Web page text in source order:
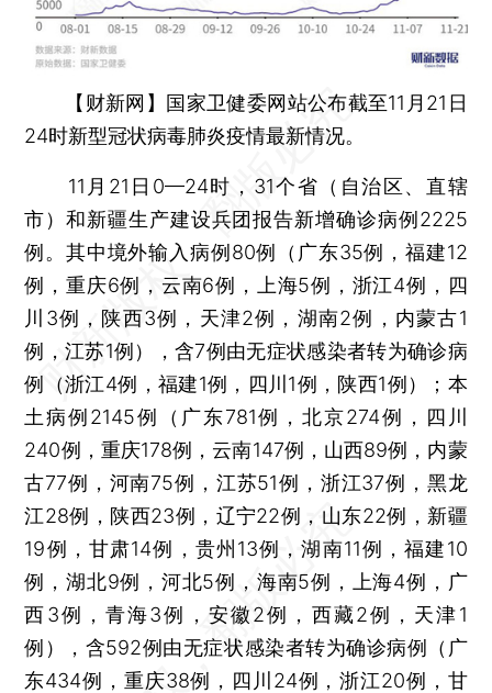
【财新网】 国家卫健委网站公布截至11月21日
24时新型冠状病毒肺炎疫情最新情况。
11月21日0—24时，31个省（自治区、直辖
市）和新疆生产建设兵团报告新增确诊病例2225
例。其中境外输入病例80例（广东35例，福建12
例，重庆6例，云南6例，上海5例，浙江4例，四
川3例，陕西3例，天津2例，湖南2例，内蒙古1
例，江苏1例），含7例由无症状感染者转为确诊病
例（浙江4例，福建1例，四川1例，陕西1例）；本
土病例2145例（广东781例，北京274例，四川
240例，重庆178例，云南147例，山西89例，内蒙
古77例，河南75例，江苏51例，浙江37例，黑龙
江28例，陕西23例，辽宁22例，山东22例，新疆
19例，甘肃14例，贵州13例，湖南11例，福建10
例，湖北9例，河北5例，海南5例，上海4例，广
西3例，青海3例，安徽2例，西藏2例，天津1
例），含592例由无症状感染者转为确诊病例（广
东434例，重庆38例，四川24例，浙江20例，甘